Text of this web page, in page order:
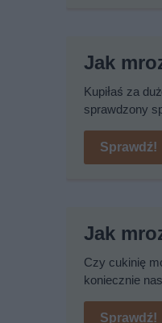
Jak
Kupiłaś za
sprawdzony
Sprawdź!
Jak
Czy cukinię
koniecznie
Sprawdź!